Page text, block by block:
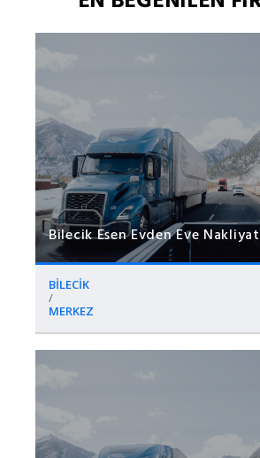
Bilecik Esen Evden Eve Nakliyat
BİLECİK
/
MERKEZ